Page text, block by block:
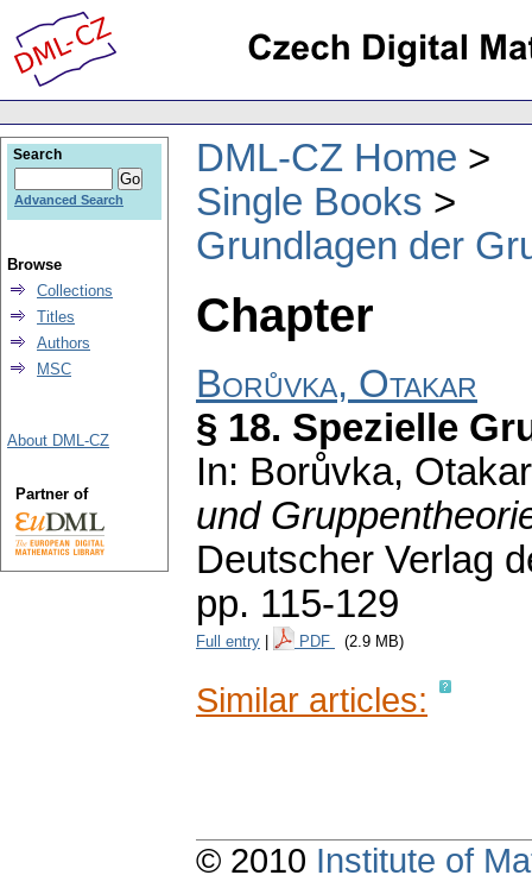
DML-CZ Home
Single Books
Grundlagen der
Chapter
Borůvka, Otakar
§ 18. Spezielle
In: Borůvka,
und
Deutscher Verlag
pp. 115-129
Full entry PDF (2.9 MB)
Similar articles:
Search
Advanced Search
Browse
Collections
Titles
Authors
MSC
About DML-CZ
Partner of
© 2010 Institute of